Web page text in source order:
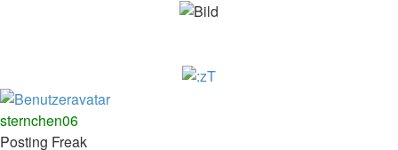
Nach
oben
sternchen06
Posting Freak